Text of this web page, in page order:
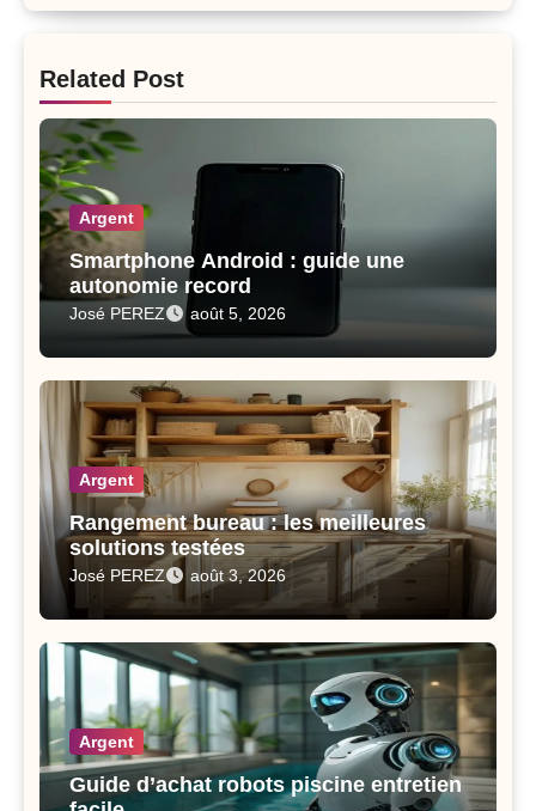
Related Post
Argent
Smartphone Android : guide une
autonomie record
José PEREZ août 5, 2026
Argent
Rangement bureau : les meilleures
solutions testées
José PEREZ août 3, 2026
Argent
Guide d’achat robots piscine entretien